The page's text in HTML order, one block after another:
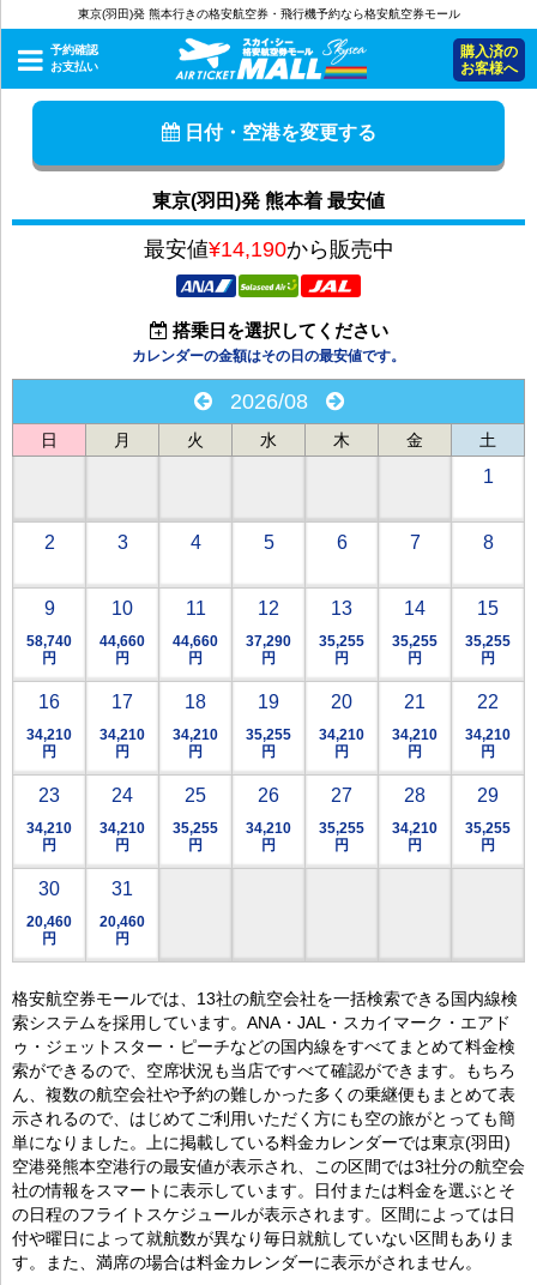
東京(羽田)発 熊本行きの格安航空券・飛行機予約なら格安航空券モール
予約確認
お支払い
購入済の
お客様へ
日付・空港を変更する
東京(羽田)発 熊本着 最安値
最安値¥14,190から販売中
搭乗日を選択してください
カレンダーの金額はその日の最安値です。
2026/08
日 月 火 水 木 金 土
1
2 3 4 5 6 7 8
9
58,740
円
10
44,660
円
11
44,660
円
12
37,290
円
13
35,255
円
14
35,255
円
15
35,255
円
16
34,210
円
17
34,210
円
18
34,210
円
19
35,255
円
20
34,210
円
21
34,210
円
22
34,210
円
23
34,210
円
24
34,210
円
25
35,255
円
26
34,210
円
27
35,255
円
28
34,210
円
29
35,255
円
30
20,460
円
31
20,460
円
格安航空券モールでは、13社の航空会社を一括検索できる国内線検
索システムを採用しています。ANA・JAL・スカイマーク・エアド
ゥ・ジェットスター・ピーチなどの国内線をすべてまとめて料金検
索ができるので、空席状況も当店ですべて確認ができます。もちろ
ん、複数の航空会社や予約の難しかった多くの乗継便もまとめて表
示されるので、はじめてご利用いただく方にも空の旅がとっても簡
単になりました。上に掲載している料金カレンダーでは東京(羽田)
空港発熊本空港行の最安値が表示され、この区間では3社分の航空会
社の情報をスマートに表示しています。日付または料金を選ぶとそ
の日程のフライトスケジュールが表示されます。区間によっては日
付や曜日によって就航数が異なり毎日就航していない区間もありま
す。また、満席の場合は料金カレンダーに表示がされません。